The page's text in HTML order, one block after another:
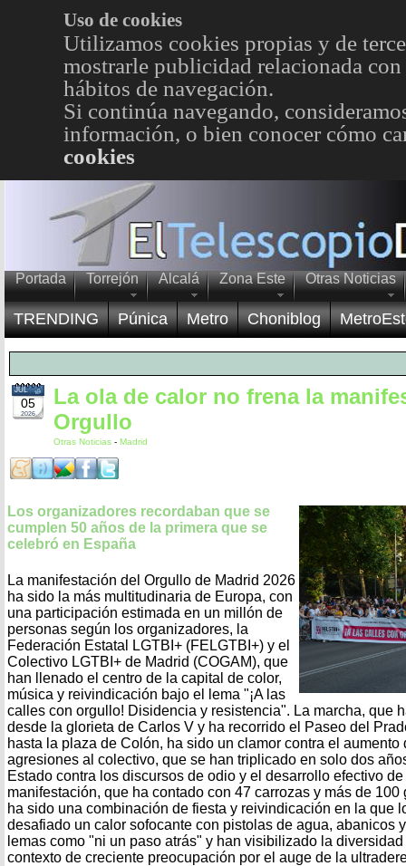
Uso de cookies
Utilizamos cookies propias y de
mostrarle publicidad relacionada
hábitos de navegación.
Si continúa navegando,
información, o bien conocer cómo
cookies
Portada Torrejón Alcalá Zona Este Otras Noticias
TRENDING Púnica Metro Choniblog
05
JUL
2026
La ola de calor no frena la
Orgullo
Otras Noticias - Madrid
Los organizadores recordaban que se
cumplen 50 años de la primera que se
celebró en España
La manifestación del Orgullo de Madrid 2026
ha sido la más multitudinaria de Europa, con
una participación estimada en un millón de
personas según los organizadores, la
Federación Estatal LGTBI+ (FELGTBI+) y el
Colectivo LGTBI+ de Madrid (COGAM), que
han llenado el centro de la capital de color,
música y reivindicación bajo el lema "¡A las
calles con orgullo! Disidencia y resistencia". La marcha, que
desde la glorieta de Carlos V y ha recorrido el Paseo del
hasta la plaza de Colón, ha sido un clamor contra el
agresiones al colectivo, que se han triplicado en solo dos
Estado contra los discursos de odio y el desarrollo efectivo
manifestación, que ha contado con 47 carrozas y más de 100
ha sido una combinación de fiesta y reivindicación en la que
desafiado un calor sofocante con pistolas de agua, abanicos
lemas como "ni un paso atrás" y han visibilizado la
contexto de creciente preocupación por el auge de la